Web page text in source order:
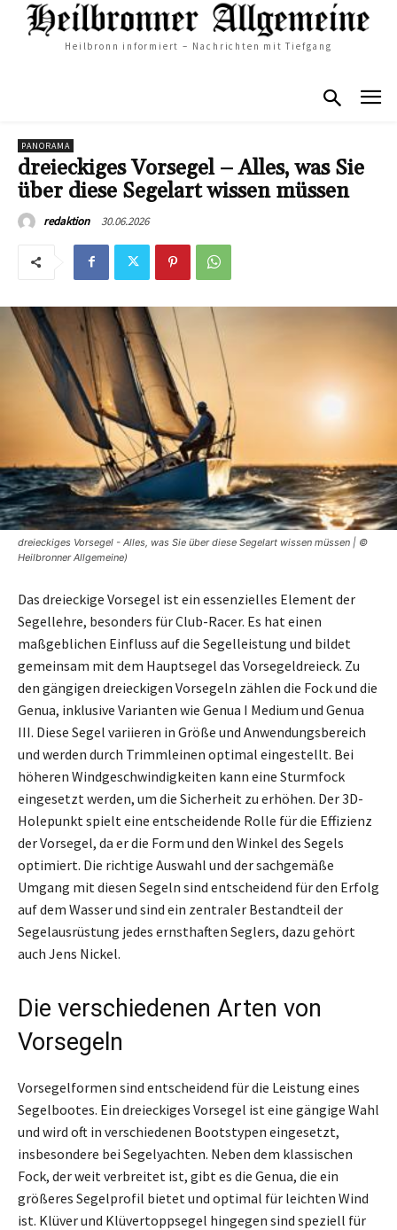
Heilbronn informiert – Nachrichten mit Tiefgang
PANORAMA
dreieckiges Vorsegel – Alles, was Sie
über diese Segelart wissen müssen
redaktion 30.06.2026
dreieckiges Vorsegel - Alles, was Sie über diese Segelart wissen müssen | ©
Heilbronner Allgemeine)
Das dreieckige Vorsegel ist ein essenzielles Element der
Segellehre, besonders für Club-Racer. Es hat einen
maßgeblichen Einfluss auf die Segelleistung und bildet
gemeinsam mit dem Hauptsegel das Vorsegeldreieck. Zu
den gängigen dreieckigen Vorsegeln zählen die Fock und die
Genua, inklusive Varianten wie Genua I Medium und Genua
III. Diese Segel variieren in Größe und Anwendungsbereich
und werden durch Trimmleinen optimal eingestellt. Bei
höheren Windgeschwindigkeiten kann eine Sturmfock
eingesetzt werden, um die Sicherheit zu erhöhen. Der 3D-
Holepunkt spielt eine entscheidende Rolle für die Effizienz
der Vorsegel, da er die Form und den Winkel des Segels
optimiert. Die richtige Auswahl und der sachgemäße
Umgang mit diesen Segeln sind entscheidend für den Erfolg
auf dem Wasser und sind ein zentraler Bestandteil der
Segelausrüstung jedes ernsthaften Seglers, dazu gehört
auch Jens Nickel.
Die verschiedenen Arten von
Vorsegeln
Vorsegelformen sind entscheidend für die Leistung eines
Segelbootes. Ein dreieckiges Vorsegel ist eine gängige Wahl
und wird oft in verschiedenen Bootstypen eingesetzt,
insbesondere bei Segelyachten. Neben dem klassischen
Fock, der weit verbreitet ist, gibt es die Genua, die ein
größeres Segelprofil bietet und optimal für leichten Wind
ist. Klüver und Klüvertoppsegel hingegen sind speziell für